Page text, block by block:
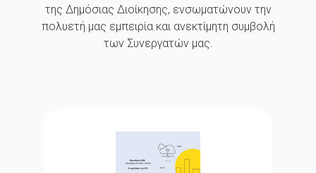
της Δημόσιας Διοίκησης, ενσωματώνουν την
πολυετή μας εμπειρία και ανεκτίμητη συμβολή
των Συνεργατών μας.